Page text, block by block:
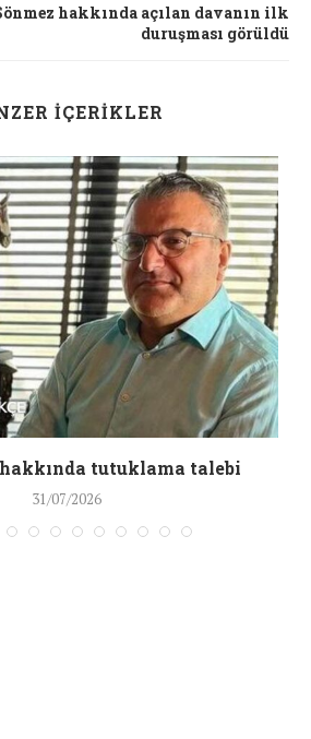
hakkında açılan davanın ilk
duruşması görüldü
İÇERIKLER
tutuklama talebi
31/07/2026